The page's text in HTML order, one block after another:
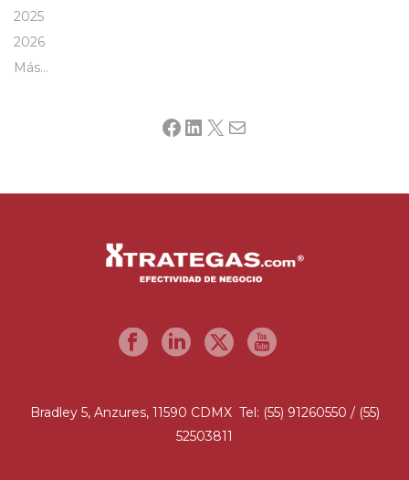
2025
2026
Más…
Facebook
LinkedIn
X Mail
Bradley 5, Anzures, 11590 CDMX Tel: (55) 91260550 / (55)
52503811